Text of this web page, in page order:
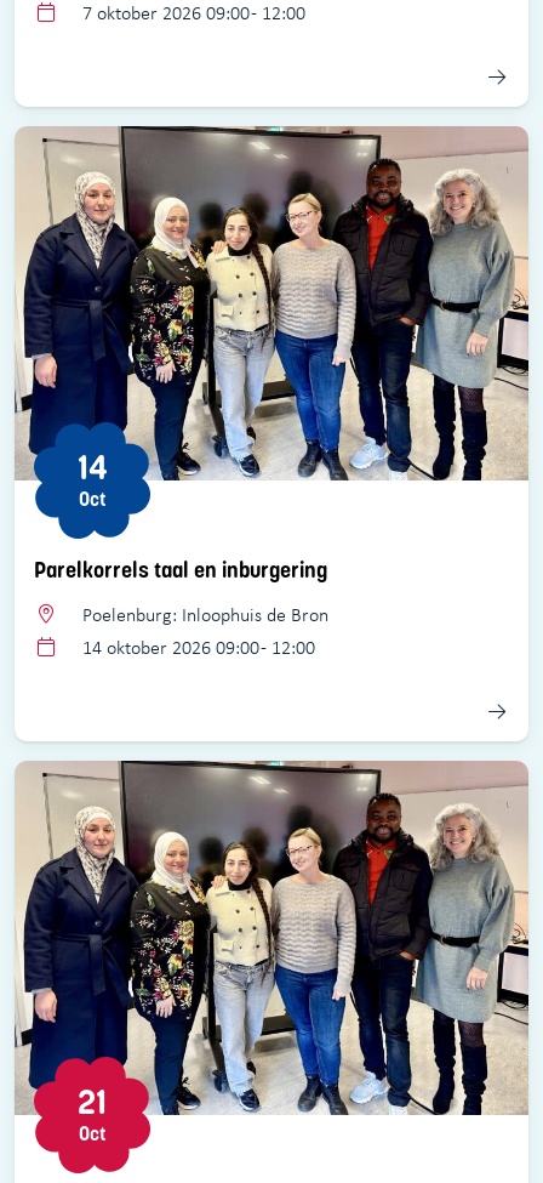
7 oktober 2026 09:00 - 12:00
Parelkorrels taal en inburgering
14
Oct
Poelenburg: Inloophuis de Bron
14 oktober 2026 09:00 - 12:00
21
Oct